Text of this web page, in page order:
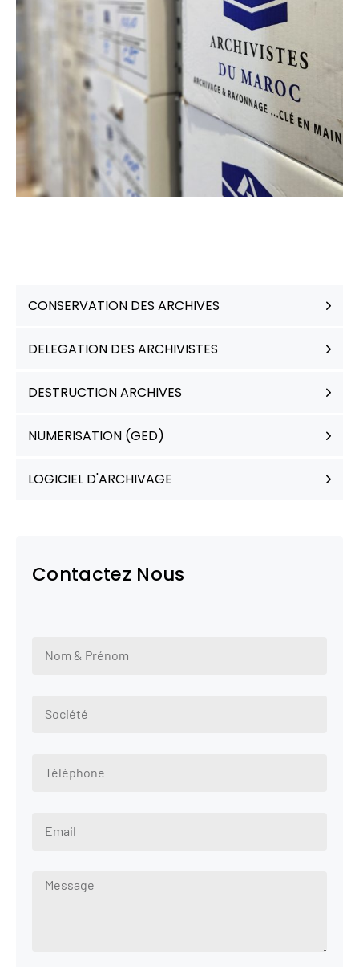
CONSERVATION DES ARCHIVES
DELEGATION DES ARCHIVISTES
DESTRUCTION ARCHIVES
NUMERISATION (GED)
LOGICIEL D'ARCHIVAGE
Contactez Nous